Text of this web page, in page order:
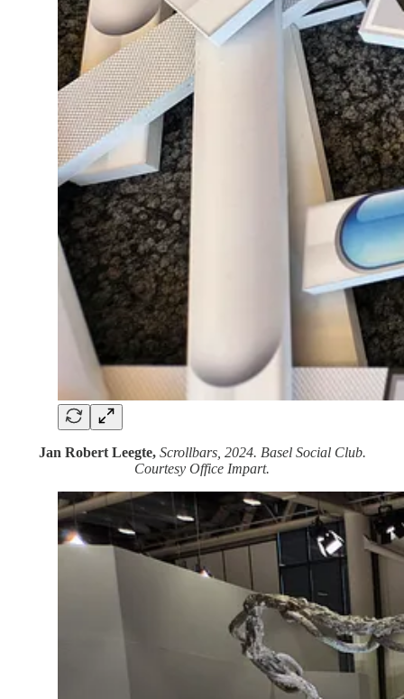
Jan Robert Leegte,Scrollbars, 2024. Basel Social Club.
Courtesy Office Impart.